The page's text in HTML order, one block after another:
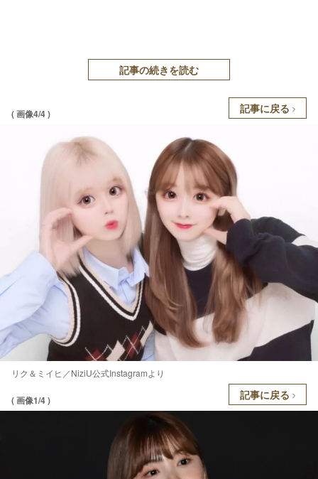
記事の続きを読む
( 画像4/4 ) 記事に戻る
リク＆ミイヒ／NiziU公式Instagramより
( 画像1/4 ) 記事に戻る